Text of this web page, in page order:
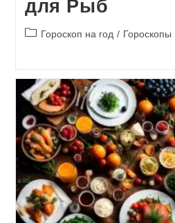
для Рыб
Рубрика
Гороскоп на год / Гороскопы